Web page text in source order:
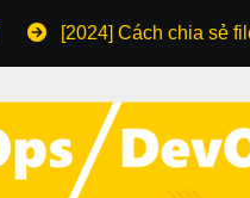
[2024] Cách chia sẻ